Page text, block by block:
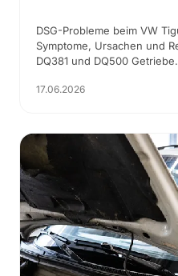
DSG-Probleme beim VW
Symptome, Ursachen und
DQ381 und DQ500 Getriebe.
17.06.2026